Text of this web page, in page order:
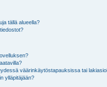
tällä alueella?
väärinkäytöstapauksissa tai
ylläpitäjään?